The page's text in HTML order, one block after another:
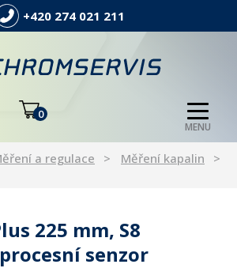
+420 274 021 211
0
MENU
a regulace
Měření kapalin
225 mm, S8
senzor